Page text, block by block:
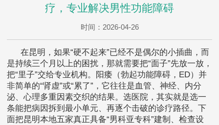
疗，专业解决男性功能障碍
时间：2026-04-26
在昆明，如果“硬不起来”已经不是偶尔的小插曲，而
是持续三个月以上的困扰，那就需要把“面子”先放一放，
把“里子”交给专业机构。阳痿（勃起功能障碍，ED）并
非简单的“肾虚”或“累了”，它往往是血管、神经、内分
泌、心理多重因素交织的结果。选医院，其实就是选一
条能把病因拆到最小单元、再逐个击破的诊疗路径。下
面把昆明本地五家真正具备“男科亚专科”建制、检查设